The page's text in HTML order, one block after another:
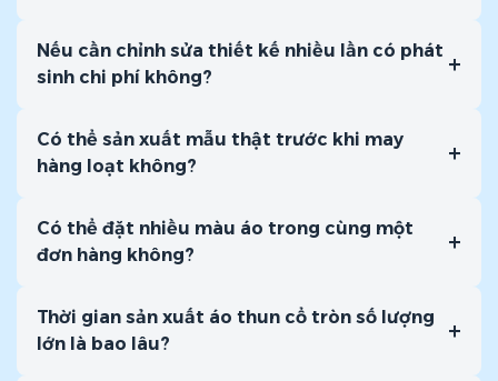
Nếu cần chỉnh sửa thiết kế nhiều lần có phát
sinh chi phí không?
+
Có thể sản xuất mẫu thật trước khi may
hàng loạt không?
+
Có thể đặt nhiều màu áo trong cùng một
đơn hàng không?
+
Thời gian sản xuất áo thun cổ tròn số lượng
lớn là bao lâu?
+